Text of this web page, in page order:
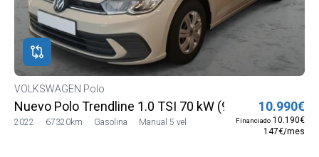
VOLKSWAGEN Polo
Nuevo Polo Trendline 1.0 TSI 70 kW (95 CV) SG5
2022 67320km Gasolina Manual 5 vel
10.990€
Financiado 10.190€
147€/mes